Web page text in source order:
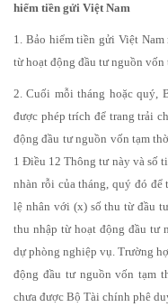
hiểm tiền gửi Việt Nam
1. Bảo hiểm tiền gửi Việt
từ hoạt động đầu tư nguồn
2. Cuối mỗi tháng hoặc quý,
được phép trích để trang trải
động đầu tư nguồn vốn tạm
1 Điều 12 Thông tư này và số
nhàn rỗi của tháng, quý đó
lệ nhân với (x) số thu từ đầu
thu nhập từ hoạt động đầu tư
dự phòng nghiệp vụ. Trường
động đầu tư nguồn vốn tạm
chưa được Bộ Tài chính phê